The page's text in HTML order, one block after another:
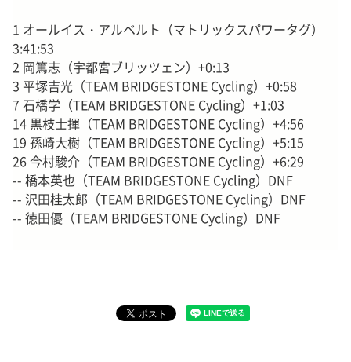
1 オールイス・アルベルト（マトリックスパワータグ）
3:41:53
2 岡篤志（宇都宮ブリッツェン）+0:13
3 平塚吉光（TEAM BRIDGESTONE Cycling）+0:58
7 石橋学（TEAM BRIDGESTONE Cycling）+1:03
14 黒枝士揮（TEAM BRIDGESTONE Cycling）+4:56
19 孫崎大樹（TEAM BRIDGESTONE Cycling）+5:15
26 今村駿介（TEAM BRIDGESTONE Cycling）+6:29
-- 橋本英也（TEAM BRIDGESTONE Cycling）DNF
-- 沢田桂太郎（TEAM BRIDGESTONE Cycling）DNF
-- 徳田優（TEAM BRIDGESTONE Cycling）DNF